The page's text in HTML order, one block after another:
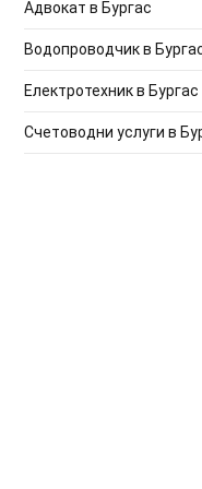
Адвокат в Бургас
Водопроводчик в
Електротехник в Бургас
Счетоводни услуги в